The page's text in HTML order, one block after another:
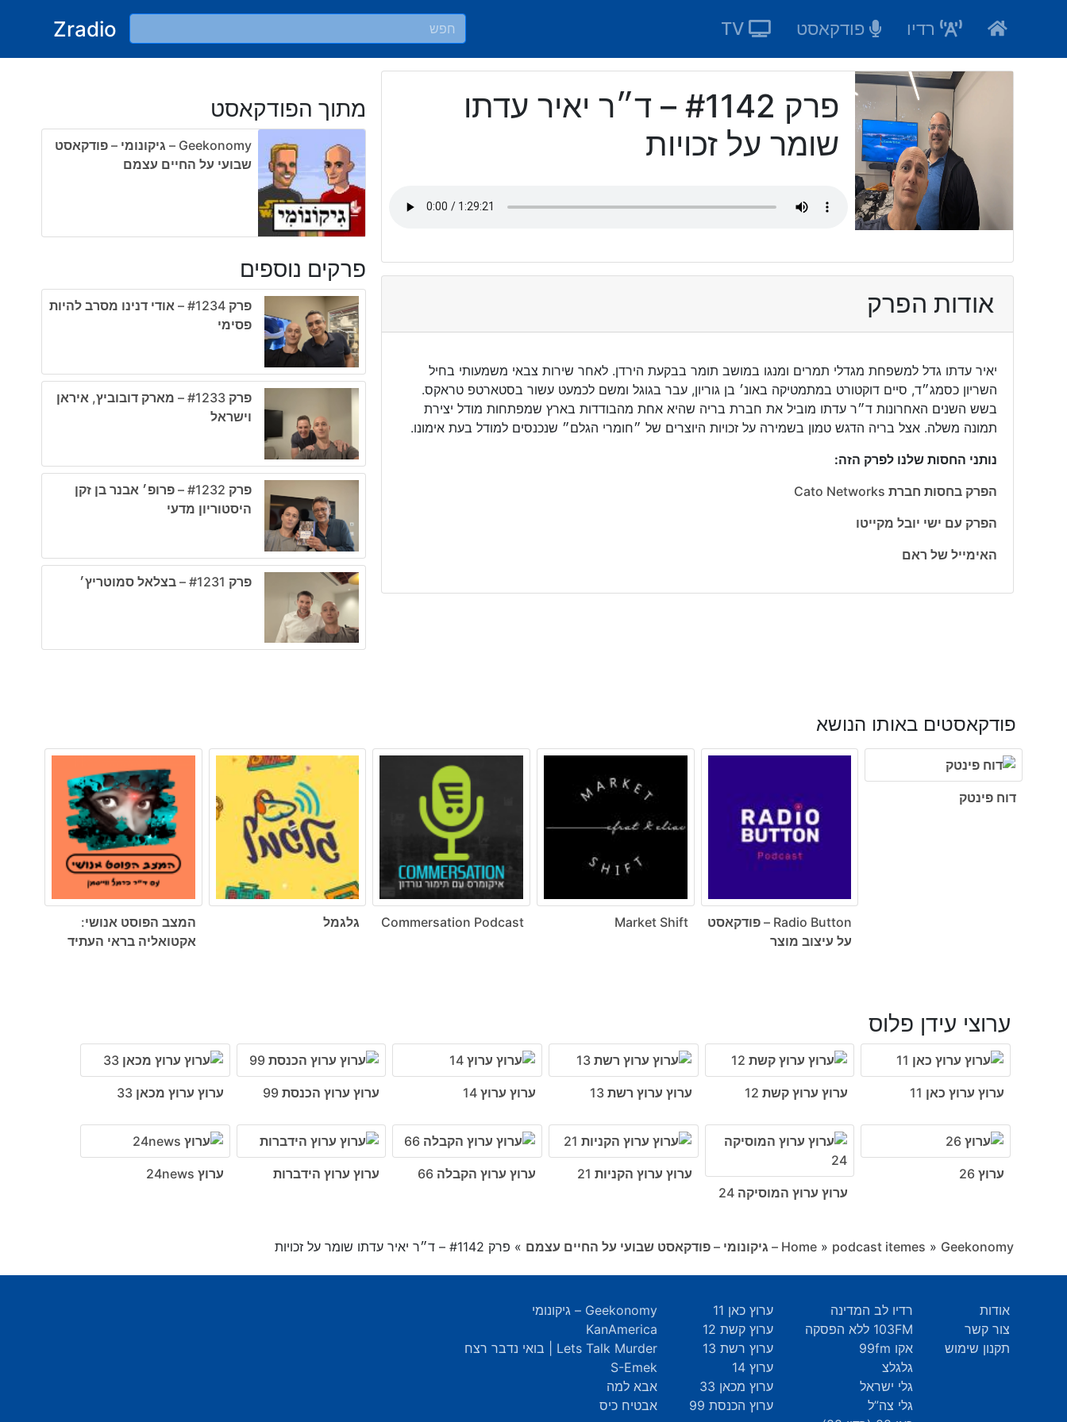
Zradio רדיו פודקאסט
פרק #1142 – ד״ר יאיר עדתו
שומר על זכויות
אודות הפרק
יאיר עדתו גדל למשפחת מגדלי תמרים ומנגו במושב תומר בבקעת הירדן. לאחר שירות צבאי משמעותי בחיל
השריון כסמג״ד, סיים דוקטורט במתמטיקה באונ׳ בן גוריון, עבר בגוגל ומשם לכמעט עשור בסטארטפ טראקס.
בשש השנים האחרונות ד״ר עדתו מוביל את חברת בריה שהיא אחת מהבודדות בארץ שמפתחות מודל יצירת
תמונה משלה. אצל בריה הדגש טמון בשמירה על זכויות היוצרים של ״חומרי הגלם״ שנכנסים למודל בעת אימונו.
נותני החסות שלנו לפרק הזה:
הפרק בחסות חברת Cato Networks
הפרק עם ישי יובל מקייטו
האימייל של ראם
מתוך הפודקאסט
Geekonomy – גיקונומי – פודקאסט
שבועי על החיים עצמם
פרקים נוספים
פרק #1234 – אודי דנינו מסרב להיות
פסימי
פרק #1233 – מארק דובוביץ, איראן
וישראל
פרק #1232 – פרופ׳ אבנר בן זקן
היסטוריון מדעי
פרק #1231 – בצלאל סמוטריץ׳
פודקאסטים באותו הנושא
דוח פינטק
Radio Button – פודקאסט
על עיצוב מוצר
Market Shift
Commersation Podcast גלגמל
המצב הפוסט אנושי:
אקטואליה בראי העתיד
ערוצי עידן פלוס
ערוץ ערוץ כאן 11 ערוץ ערוץ קשת 12 ערוץ ערוץ רשת 13 ערוץ ערוץ 14 ערוץ ערוץ הכנסת 99 ערוץ ערוץ מכאן 33
ערוץ 26
ערוץ ערוץ המוסיקה 24
ערוץ ערוץ הקניות 21 ערוץ ערוץ הקבלה 66 ערוץ ערוץ הידברות ערוץ 24news
Home » podcast itemes » Geekonomy – גיקונומי – פודקאסט שבועי על החיים עצמם » פרק #1142 – ד״ר יאיר עדתו שומר על זכויות
אודות
צור קשר
תקנון שימוש
רדיו לב המדינה
103FM ללא הפסקה
אקו 99fm
גלגלצ
גלי ישראל
גלי צה”ל
ערוץ כאן 11
ערוץ קשת 12
ערוץ רשת 13
ערוץ 14
ערוץ מכאן 33
ערוץ הכנסת 99
Geekonomy – גיקונומי
KanAmerica
Lets Talk Murder | בואי נדבר רצח
S-Emek
אבא למה
אבטיח כיס